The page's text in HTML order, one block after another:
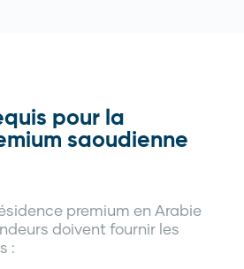
pour la
saoudienne
premium en Arabie
doivent fournir les
: